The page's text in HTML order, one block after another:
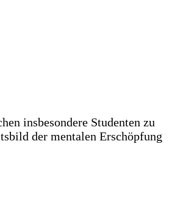
insbesondere Studenten zu
der mentalen Erschöpfung